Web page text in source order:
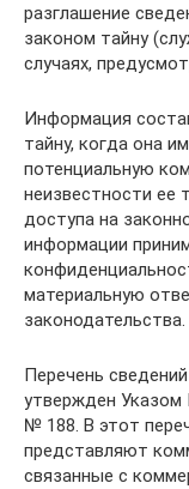
разглашение
законом тайну
случаях,
Информация
тайну, когда она
потенциальную
неизвестности ее
доступа на
информации
материальную
законодательства.
Перечень
утвержден Указом
№ 188. В этот
представляют
связанные с